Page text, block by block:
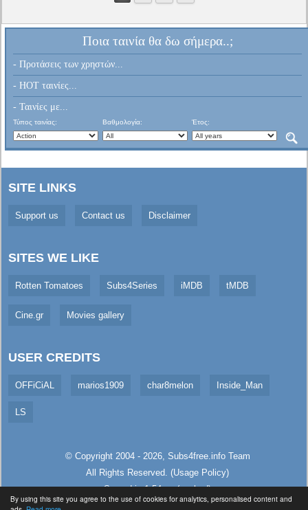
By using this site you agree to the use of cookies for analytics, personalised content and
Ποια ταινία θα δω σήμερα..;
- Προτάσεις των χρηστών...
- HOT ταινίες...
- Ταινίες με...
Τύπος ταινίας: Βαθμολογία: Έτος:
SITE LINKS
Support us Contact us Disclaimer
SITES WE LIKE
Rotten Tomatoes Subs4Series iMDB tMDB
Cine.gr Movies gallery
USER CREDITS
OFFiCiAL marios1909 char8melon Inside_Man
LS
© Copyright 2004 - 2026, Subs4free.infoTeam
All Rights Reserved. (Usage Policy)
Served in 1.54ms (cached)